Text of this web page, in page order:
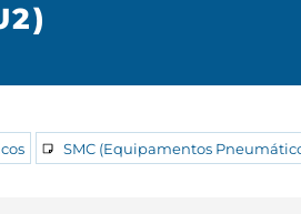
SMC (Equipamentos